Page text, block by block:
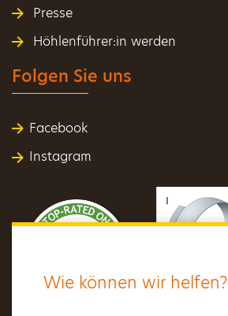
Wie können wir helfen?
Presse
Höhlenführer:in werden
Folgen Sie uns
Facebook
Instagram